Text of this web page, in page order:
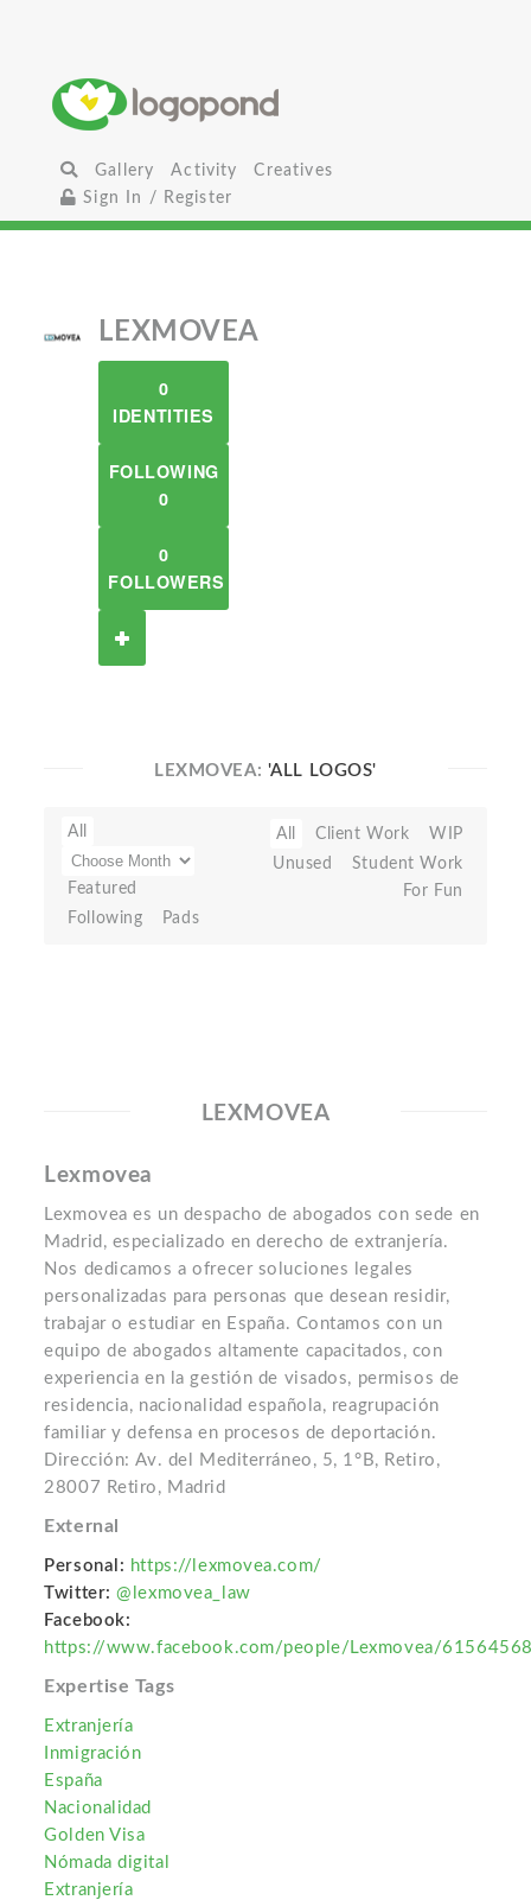
Gallery Activity
Creatives
Sign In / Register
LEXMOVEA
0
IDENTITIES
FOLLOWING
0
0
FOLLOWERS
LEXMOVEA: 'ALL LOGOS'
All
Featured
Following
Pads
All Client Work
WIP
Unused
Student Work
For Fun
LEXMOVEA
Lexmovea
Lexmovea es un despacho de abogados con sede en
Madrid, especializado en derecho de extranjería.
Nos dedicamos a ofrecer soluciones legales
personalizadas para personas que desean residir,
trabajar o estudiar en España. Contamos con un
equipo de abogados altamente capacitados, con
experiencia en la gestión de visados, permisos de
residencia, nacionalidad española, reagrupación
familiar y defensa en procesos de deportación.
Dirección: Av. del Mediterráneo, 5, 1°B, Retiro,
28007 Retiro, Madrid
External
Personal: https://lexmovea.com/
Twitter: @lexmovea_law
Facebook:
https://www.facebook.com/people/Lexmovea/
Expertise Tags
Extranjería
Inmigración
España
Nacionalidad
Golden Visa
Nómada digital
Extranjería